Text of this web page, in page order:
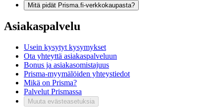
Mitä pidät Prisma.fi-verkkokaupasta?
Asiakaspalvelu
Usein kysytyt kysymykset
Ota yhteyttä asiakaspalveluun
Bonus ja asiakasomistajuus
Prisma-myymälöiden yhteystiedot
Mikä on Prisma?
Palvelut Prismassa
Muuta evästeasetuksia